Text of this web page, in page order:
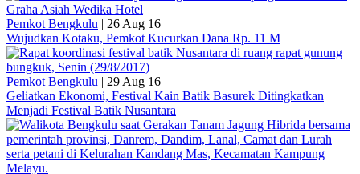
Pemkot Bengkulu | 26 Aug 16
Wujudkan Kotaku, Pemkot Kucurkan Dana Rp. 11 M
Pemkot Bengkulu | 29 Aug 16
Geliatkan Ekonomi, Festival Kain Batik Basurek Ditingkatkan
Menjadi Festival Batik Nusantara